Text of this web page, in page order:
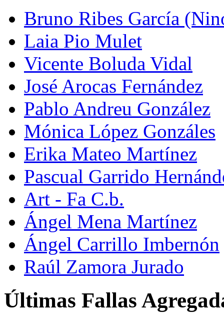
Bruno Ribes García
Laia Pio Mulet
Vicente Boluda Vidal
José Arocas Fernández
Pablo Andreu González
Mónica López Gonzáles
Erika Mateo Martínez
Pascual Garrido
Art - Fa C.b.
Ángel Mena Martínez
Ángel Carrillo Imbernón
Raúl Zamora Jurado
Últimas Fallas